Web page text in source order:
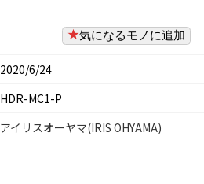
気になるモノに追加
2020/6/24
HDR-MC1-P
アイリスオーヤマ(IRIS OHYAMA)